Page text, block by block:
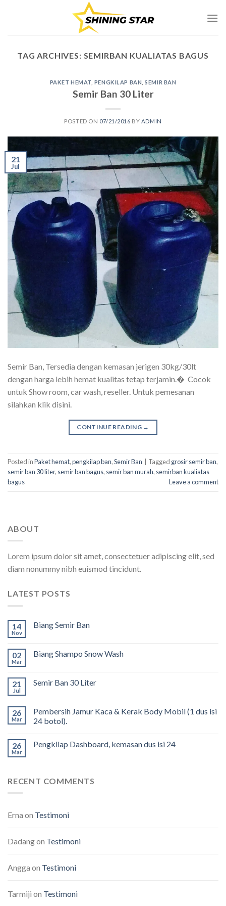
TAG ARCHIVES: SEMIRBAN KUALIATAS BAGUS
PAKET HEMAT PENGKILAP BAN ,SEMIR BAN
Semir Ban 30 Liter
POSTED ON 07/21/2016 BY ADMIN
21
Jul
Semir Ban, Tersedia dengan kemasan jerigen 30kg/30lt
dengan harga lebih hemat kualitas tetap terjamin.� Cocok
untuk Show room, car wash, reseller. Untuk pemesanan
silahkan klik disini.
CONTINUE READING →
Posted inPaket hemat,pengkilap ban,Semir Ban Tagged grosir semir ban,
semir ban 30 liter, semir ban bagus, semir ban murah, semirban kualiatas
bagus
Leave a comment
ABOUT
Lorem ipsum dolor sit amet, consectetuer adipiscing elit, sed
diam nonummy nibh euismod tincidunt.
LATEST POSTS
14
Nov
Biang Semir Ban
02
Mar
Biang Shampo Snow Wash
21
Jul
Semir Ban 30 Liter
26
Mar
Pembersih Jamur Kaca & Kerak Body Mobil (1 dus isi
24 botol).
26
Mar
Pengkilap Dashboard, kemasan dus isi 24
RECENT COMMENTS
Erna on Testimoni
Dadangon Testimoni
Angga on Testimoni
Tarmiji on Testimoni